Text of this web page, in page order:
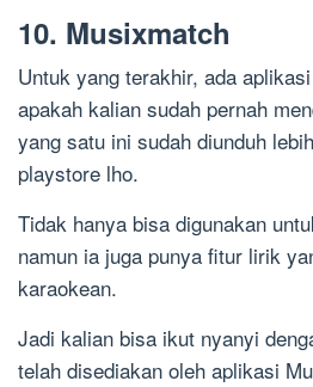
10. Musixmatch
Untuk yang terakhir, ada
apakah kalian sudah pernah
yang satu ini sudah diunduh
playstore lho.
Tidak hanya bisa digunakan
namun ia juga punya fitur lirik
karaokean.
Jadi kalian bisa ikut nyanyi
telah disediakan oleh aplikasi